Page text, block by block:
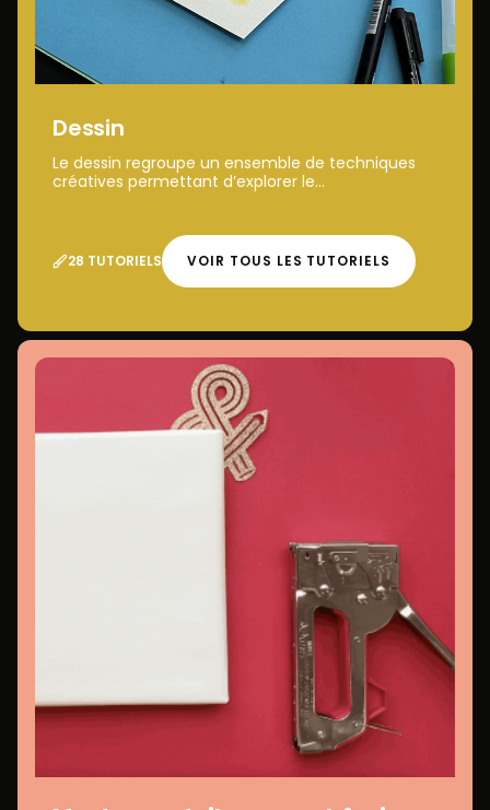
Dessin
Le dessin regroupe un ensemble de techniques
créatives permettant d’explorer le...
28 TUTORIELS VOIR TOUS LES TUTORIELS